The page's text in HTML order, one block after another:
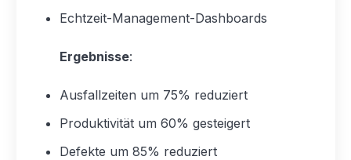
Echtzeit-Management-Dashboards
Ergebnisse:
Ausfallzeiten um 75% reduziert
Produktivität um 60% gesteigert
Defekte um 85% reduziert